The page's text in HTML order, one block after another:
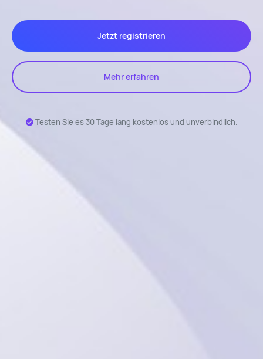
Jetzt registrieren
Mehr erfahren
Testen Sie es 30 Tage lang kostenlos und unverbindlich.